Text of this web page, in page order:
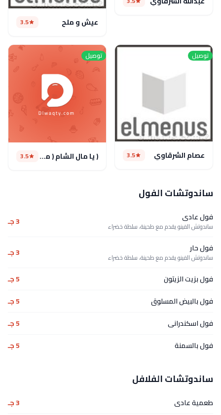
عيش و ملح 3.5
توصيل
عصام الشرقاوي 3.5
توصيل
( يا مال الشام ( مغلق 3.5
ساندوتشات الفول
فول عادى
ساندوتش الفينو يقدم مع طحينة، سلطة خضراء 3 جـ
فول حار
ساندوتش الفينو يقدم مع طحينة، سلطة خضراء 3 جـ
فول بزيت الزيتون
5 جـ
فول بالبيض المسلوق
5 جـ
فول اسكندرانى
5 جـ
فول بالسمنة
5 جـ
ساندوتشات الفلافل
طعمية عادى
3 جـ